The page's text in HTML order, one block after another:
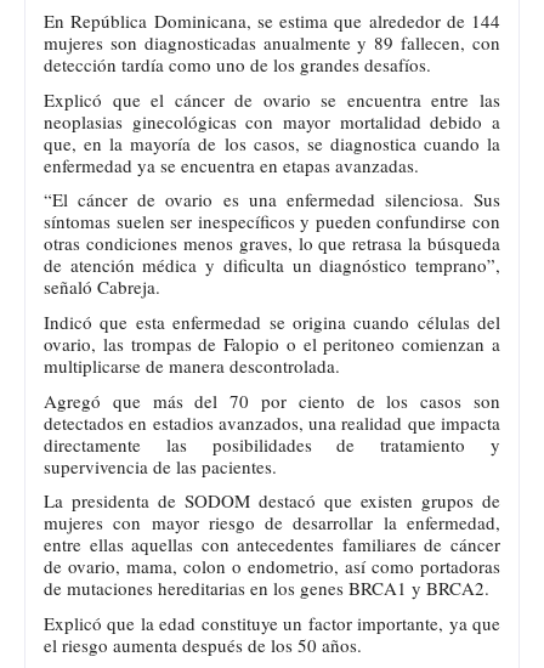
En República Dominicana, se estima que alrededor de 144
mujeres son diagnosticadas anualmente y 89 fallecen, con
detección tardía como uno de los grandes desafíos.
Explicó que el cáncer de ovario se encuentra entre las
neoplasias ginecológicas con mayor mortalidad debido a
que, en la mayoría de los casos, se diagnostica cuando la
enfermedad ya se encuentra en etapas avanzadas.
“El cáncer de ovario es una enfermedad silenciosa. Sus
síntomas suelen ser inespecíficos y pueden confundirse con
otras condiciones menos graves, lo que retrasa la búsqueda
de atención médica y dificulta un diagnóstico temprano”,
señaló Cabreja.
Indicó que esta enfermedad se origina cuando células del
ovario, las trompas de Falopio o el peritoneo comienzan a
multiplicarse de manera descontrolada.
Agregó que más del 70 por ciento de los casos son
detectados en estadios avanzados, una realidad que impacta
directamente las posibilidades de tratamiento y
supervivencia de las pacientes.
La presidenta de SODOM destacó que existen grupos de
mujeres con mayor riesgo de desarrollar la enfermedad,
entre ellas aquellas con antecedentes familiares de cáncer
de ovario, mama, colon o endometrio, así como portadoras
de mutaciones hereditarias en los genes BRCA1 y BRCA2.
Explicó que la edad constituye un factor importante, ya que
el riesgo aumenta después de los 50 años.